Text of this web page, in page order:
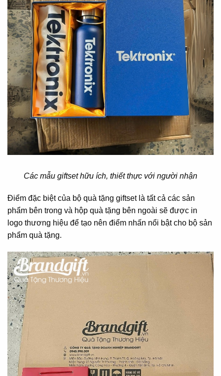
Các mẫu giftset hữu ích, thiết thực với người nhận
Điểm đặc biệt của bộ quà tặng giftset là tất cả các sản
phẩm bên trong và hộp quà tặng bên ngoài sẽ được in
logo thương hiệu để tạo nên điểm nhấn nổi bật cho bộ sản
phẩm quà tặng.